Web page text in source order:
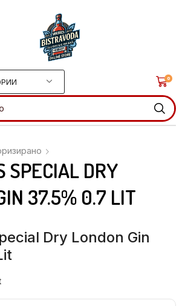
0
SPECIAL DRY
37.5% 0.7 LIT
Dry London Gin